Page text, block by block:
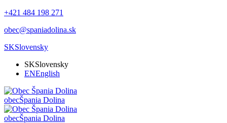
+421 484 198 271
obec@spaniadolina.sk
SKSlovensky
SKSlovensky
ENEnglish
obecŠpania Dolina
obecŠpania Dolina